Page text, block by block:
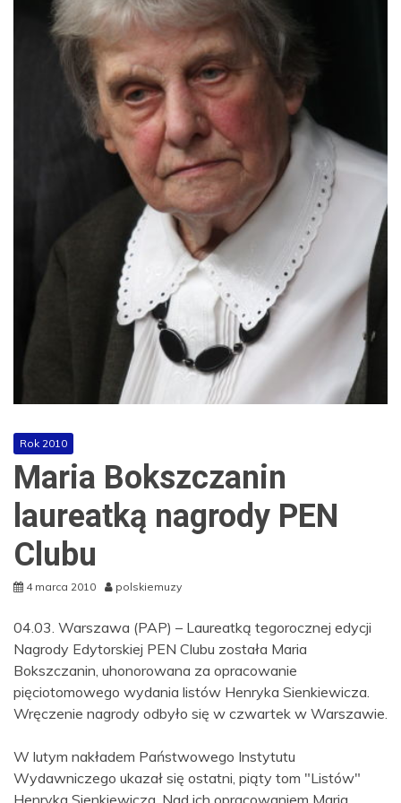
Rok 2010
Maria Bokszczanin
laureatką nagrody PEN
Clubu
4 marca 2010 polskiemuzy
04.03. Warszawa (PAP) – Laureatką tegorocznej edycji
Nagrody Edytorskiej PEN Clubu została Maria
Bokszczanin, uhonorowana za opracowanie
pięciotomowego wydania listów Henryka Sienkiewicza.
Wręczenie nagrody odbyło się w czwartek w Warszawie.
W lutym nakładem Państwowego Instytutu
Wydawniczego ukazał się ostatni, piąty tom "Listów"